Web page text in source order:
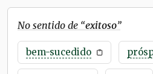
No sentido de “exitoso”
bem-sucedido